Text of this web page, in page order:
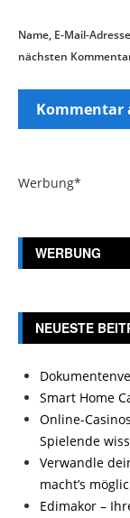
Name, E-Mail-
nächsten
Werbung*
WERBUNG
NEUESTE
Smart Home
Online-
Spielende
Verwandle
macht’s
Edimakor –